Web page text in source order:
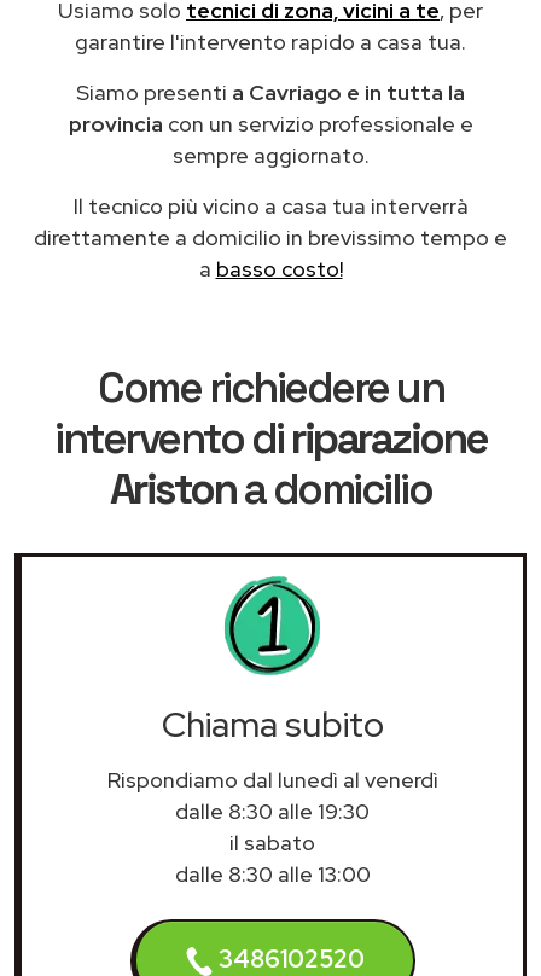
Usiamo solo tecnici di zona, vicini a te, per
garantire l'intervento rapido a casa tua.
Siamo presenti a Cavriago e in tutta la
provincia con un servizio professionale e
sempre aggiornato.
Il tecnico più vicino a casa tua interverrà
direttamente a domicilio in brevissimo tempo e
a basso costo!
Come richiedere un
intervento diriparazione
Aristona domicilio
Chiama subito
Rispondiamo dal lunedì al venerdì
dalle 8:30 alle 19:30
il sabato
dalle 8:30 alle 13:00
3486102520